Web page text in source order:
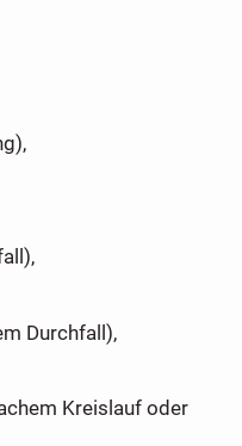
Durchfall),
Kreislauf oder